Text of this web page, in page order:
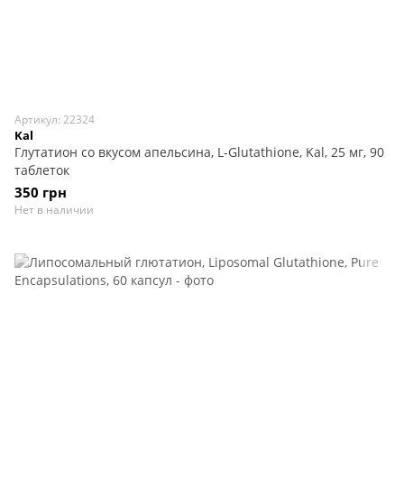
Артикул: 22324
Kal
Глутатион со вкусом апельсина, L-Glutathione, Kal, 25 мг, 90
таблеток
350 грн
Нет в наличии